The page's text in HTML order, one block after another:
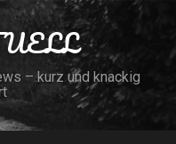
– kurz und knackig